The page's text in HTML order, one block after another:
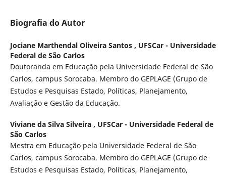
Biografia do Autor
Jociane Marthendal Oliveira Santos , UFSCar - Universidade
Federal de São Carlos
Doutoranda em Educação pela Universidade Federal de São
Carlos, campus Sorocaba. Membro do GEPLAGE (Grupo de
Estudos e Pesquisas Estado, Políticas, Planejamento,
Avaliação e Gestão da Educação.
Viviane da Silva Silveira , UFSCar - Universidade Federal de
São Carlos
Mestra em Educação pela Universidade Federal de São
Carlos, campus Sorocaba. Membro do GEPLAGE (Grupo de
Estudos e Pesquisas Estado, Políticas, Planejamento,